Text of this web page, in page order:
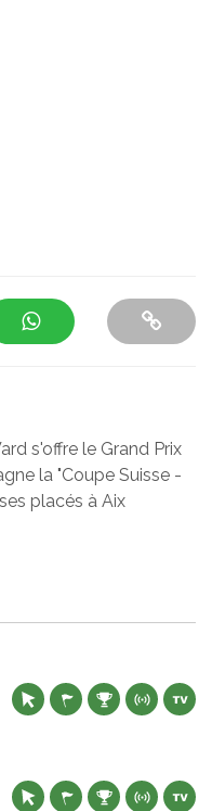
s'offre le Grand Prix
la "Coupe Suisse -
placés à Aix